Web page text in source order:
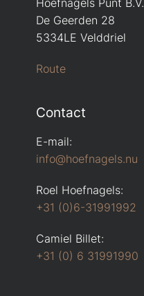
De Geerden 28
5334LE Velddriel
Route
Contact
E-mail:
info@hoefnagels.nu
Roel Hoefnagels:
+31 (0)6-31991992
Camiel Billet:
+31 (0) 6 31991990